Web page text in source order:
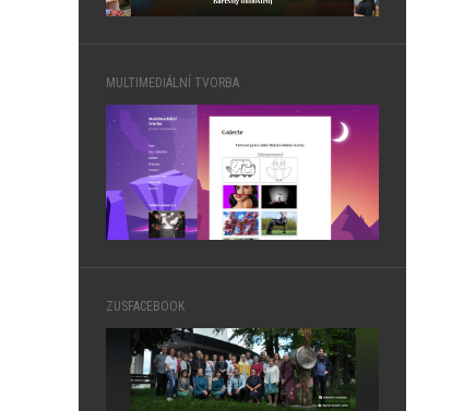
MULTIMEDIÁLNÍ TVORBA
ZUSFACEBOOK